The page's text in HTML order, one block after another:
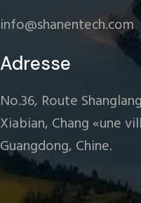
info@shanentech.com
Adresse
No.36, Route
Xiabian, Chang «une
Guangdong, Chine.